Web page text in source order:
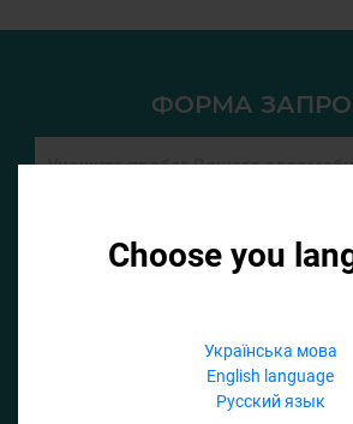
Choose you
Українська мова
English language
Русский язык
ФОРМА